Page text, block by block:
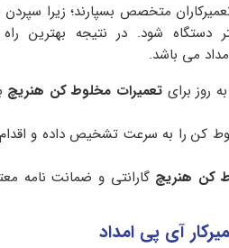
متخصص بسپارند؛ زیرا سپردن
دستگاه شود. در نتیجه بهترین راه
می باشد.
روز برای تعمیرات مخلوط کن هنریچ
کن را به سرعت تشخیص داده و اقدام
کن هنریچ گارانتی و ضمانت نامه
آی پی امداد